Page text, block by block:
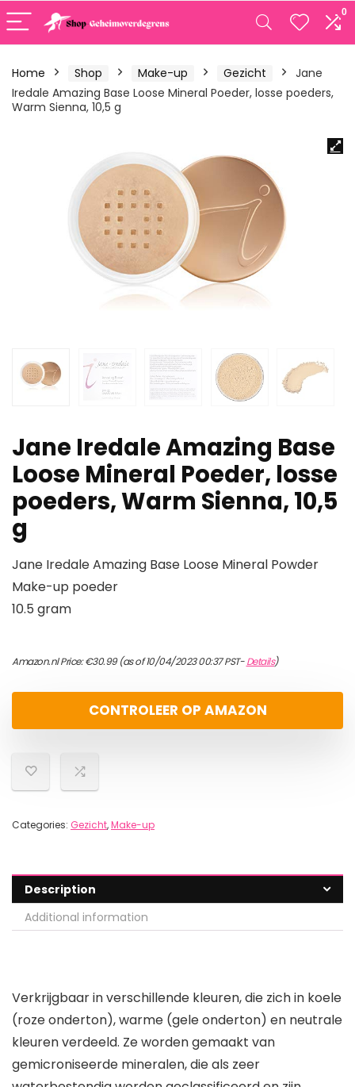
0
Home Shop Make-up Gezicht
Jane
Iredale Amazing Base Loose Mineral Poeder, losse poeders,
Warm Sienna, 10,5 g
Jane Iredale Amazing Base
Loose Mineral Poeder, losse
poeders, Warm Sienna, 10,5
g
Jane Iredale Amazing Base Loose Mineral Powder
Make-up poeder
10.5 gram
Amazon.nl Price:€30.99(as of 10/04/2023 00:37 PST-Details)
CONTROLEER OP AMAZON
Categories: Gezicht,Make-up
Description
Additional information
Verkrijgbaar in verschillende kleuren, die zich in koele
(roze onderton), warme (gele onderton) en neutrale
kleuren verdeeld. Ze worden gemaakt van
gemicroniseerde mineralen, die als zeer